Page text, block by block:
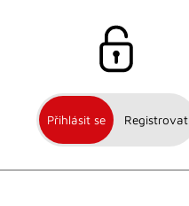
Přihlásit se Registrovat